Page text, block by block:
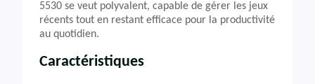
5530 se veut polyvalent, capable de gérer les jeux
récents tout en restant efficace pour la productivité
au quotidien.
Caractéristiques